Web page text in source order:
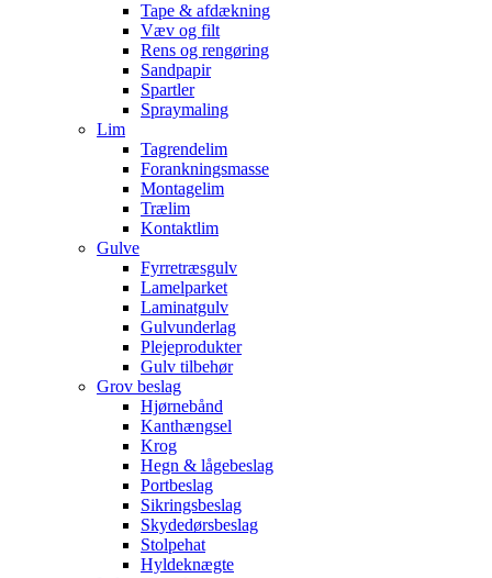
Tape & afdækning
Væv og filt
Rens og rengøring
Sandpapir
Spartler
Spraymaling
Lim
Tagrendelim
Forankningsmasse
Montagelim
Trælim
Kontaktlim
Gulve
Fyrretræsgulv
Lamelparket
Laminatgulv
Gulvunderlag
Plejeprodukter
Gulv tilbehør
Grov beslag
Hjørnebånd
Kanthængsel
Krog
Hegn & lågebeslag
Portbeslag
Sikringsbeslag
Skydedørsbeslag
Stolpehat
Hyldeknægte